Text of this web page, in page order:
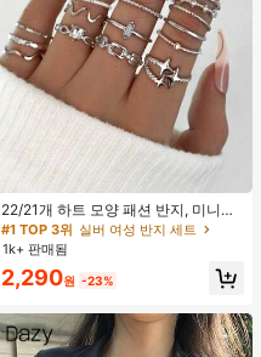
22/21개 하트 모양 패션 반지, 미니멀
리스트 크리스탈 임베디드 보헤미안
기하학 반지 세트, 발렌타인데이, 어머
니날 선물
#1 TOP 3위
실버 여성 반지 세트
거의 매진!
#1 TOP 3위 실버 여성 반지 세트
거의 매진!
#1 TOP 3위 실버 여성 반지 세트
거의 매진!
#1 TOP 3위
실버 여성 반지 세트
1k+ 판매됨
2,290원 -23%